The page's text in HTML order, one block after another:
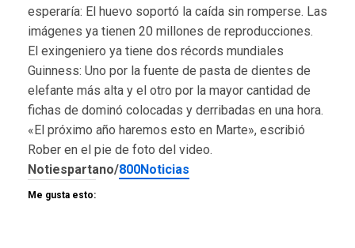
esperaría: El huevo soportó la caída sin romperse. Las
imágenes ya tienen 20 millones de reproducciones.
El exingeniero ya tiene dos récords mundiales
Guinness: Uno por la fuente de pasta de dientes de
elefante más alta y el otro por la mayor cantidad de
fichas de dominó colocadas y derribadas en una hora.
«El próximo año haremos esto en Marte», escribió
Rober en el pie de foto del video.
Notiespartano/800Noticias
Me gusta esto: